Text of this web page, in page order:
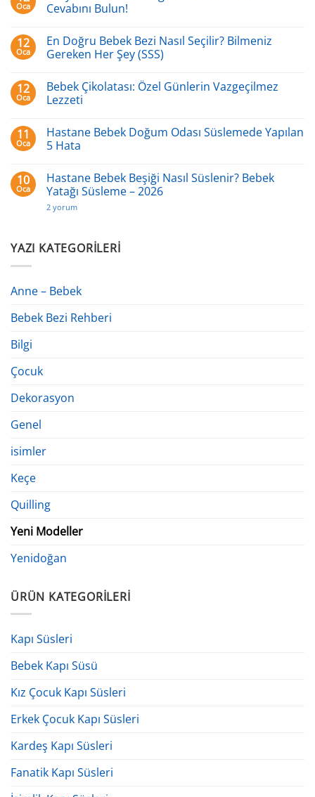
Marketlerin
En
Bezleri:
A101,
BİM,
–
2026
Oca
Cevabını Bulun!
En
İyi
Bebek
2026
Rehberi
ile
12
Oca
En Doğru Bebek Bezi Nasıl Seçilir? Bilmeniz
Gereken Her Şey (SSS)
En
Doğru
Bebek
Seçilir?
Bilmeniz
Gereken
(SSS)
12
Oca
Bebek Çikolatası: Özel Günlerin Vazgeçilmez
Lezzeti
Bebek
Çikolatası:
Özel
Lezzeti
11
Oca
Hastane Bebek Doğum Odası Süslemede Yapılan
5 Hata
Hastane
Bebek
Doğum
Odası
Süslemede
Hata
10
Oca
Hastane Bebek Beşiği Nasıl Süslenir? Bebek
Yatağı Süsleme – 2026
Hastane
Bebek
Süslenir?
Bebek
için
2 yorum
YAZI KATEGORILERI
Anne – Bebek
Bebek Bezi Rehberi
Bilgi
Çocuk
Dekorasyon
Genel
isimler
Keçe
Quilling
Yeni Modeller
Yenidoğan
ÜRÜN KATEGORILERI
Kapı Süsleri
Bebek Kapı Süsü
Kız Çocuk Kapı Süsleri
Erkek Çocuk Kapı Süsleri
Kardeş Kapı Süsleri
Fanatik Kapı Süsleri